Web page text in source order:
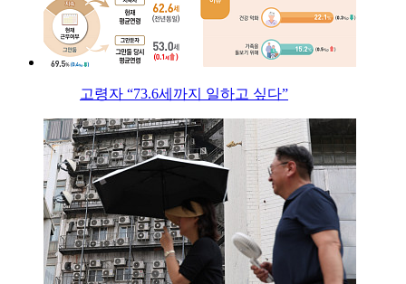
고령자 “73.6세까지 일하고 싶다”